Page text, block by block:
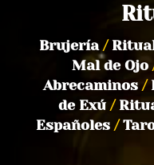
Brujería /
Mal de Ojo
Abrecaminos/
de Exú/
Españoles/